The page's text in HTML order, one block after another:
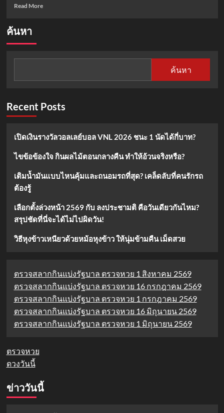
Read MoreRead
ยู
แชมเปี้ยน
2024/25
ทีม
–
สำคัญ
บอล
ห้าม
พลาด
ค้นหา
ค้นหา
Recent Posts
เปิดเงินรางวัลวอลเลย์บอล VNL 2026 ชนะ 1 นัดได้กี่บาท?
ไขข้อข้องใจ กินผลไม้ตอนกลางคืน ทำให้อ้วนจริงหรือ?
เติมน้ำมันแบบไหนคุ้มและถนอมรถที่สุด? เคล็ดลับที่คนรักรถ
ต้องรู้
เลือกตั้งล่วงหน้า 2569 กับ ลงประชามติ คือวันเดียวกันไหม?
สรุปชัดที่นี่จะได้ไม่ไปผิดวัน!
วิธีหุงข้าวเหนียวด้วยหม้อหุงข้าว ให้นุ่มข้ามคืน เม็ดสวย
ตรวจสลากกินแบ่งรัฐบาล ตรวจหวย 1 สิงหาคม 2569
ตรวจสลากกินแบ่งรัฐบาล ตรวจหวย 16 กรกฎาคม 2569
ตรวจสลากกินแบ่งรัฐบาล ตรวจหวย 1 กรกฎาคม 2569
ตรวจสลากกินแบ่งรัฐบาล ตรวจหวย 16 มิถุนายน 2569
ตรวจสลากกินแบ่งรัฐบาล ตรวจหวย 1 มิถุนายน 2569
ตรวจหวย
ดวงวันนี้
ข่าววันนี้